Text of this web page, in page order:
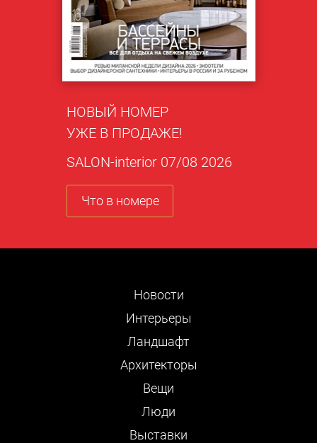
НОВЫЙ НОМЕР
УЖЕ В ПРОДАЖЕ!
SALON-interior 07/08 2026
Что в номере
Новости
Интерьеры
Ландшафт
Архитекторы
Вещи
Люди
Выставки